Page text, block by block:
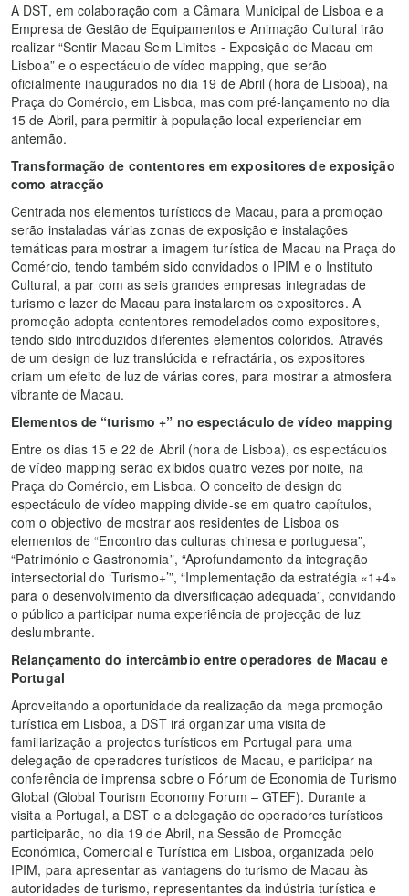
A DST, em colaboração com a Câmara Municipal de Lisboa e a
Empresa de Gestão de Equipamentos e Animação Cultural irão
realizar “Sentir Macau Sem Limites - Exposição de Macau em
Lisboa” e o espectáculo de vídeo mapping, que serão
oficialmente inaugurados no dia 19 de Abril (hora de Lisboa), na
Praça do Comércio, em Lisboa, mas com pré-lançamento no dia
15 de Abril, para permitir à população local experienciar em
antemão.
Transformação de contentores em expositores de exposição
como atracção
Centrada nos elementos turísticos de Macau, para a promoção
serão instaladas várias zonas de exposição e instalações
temáticas para mostrar a imagem turística de Macau na Praça do
Comércio, tendo também sido convidados o IPIM e o Instituto
Cultural, a par com as seis grandes empresas integradas de
turismo e lazer de Macau para instalarem os expositores. A
promoção adopta contentores remodelados como expositores,
tendo sido introduzidos diferentes elementos coloridos. Através
de um design de luz translúcida e refractária, os expositores
criam um efeito de luz de várias cores, para mostrar a atmosfera
vibrante de Macau.
Elementos de “turismo +” no espectáculo de vídeo mapping
Entre os dias 15 e 22 de Abril (hora de Lisboa), os espectáculos
de vídeo mapping serão exibidos quatro vezes por noite, na
Praça do Comércio, em Lisboa. O conceito de design do
espectáculo de vídeo mapping divide-se em quatro capítulos,
com o objectivo de mostrar aos residentes de Lisboa os
elementos de “Encontro das culturas chinesa e portuguesa”,
“Património e Gastronomia”, “Aprofundamento da integração
intersectorial do ‘Turismo+’”, “Implementação da estratégia «1+4»
para o desenvolvimento da diversificação adequada”, convidando
o público a participar numa experiência de projecção de luz
deslumbrante.
Relançamento do intercâmbio entre operadores de Macau e
Portugal
Aproveitando a oportunidade da realização da mega promoção
turística em Lisboa, a DST irá organizar uma visita de
familiarização a projectos turísticos em Portugal para uma
delegação de operadores turísticos de Macau, e participar na
conferência de imprensa sobre o Fórum de Economia de Turismo
Global (Global Tourism Economy Forum – GTEF). Durante a
visita a Portugal, a DST e a delegação de operadores turísticos
participarão, no dia 19 de Abril, na Sessão de Promoção
Económica, Comercial e Turística em Lisboa, organizada pelo
IPIM, para apresentar as vantagens do turismo de Macau às
autoridades de turismo, representantes da indústria turística e